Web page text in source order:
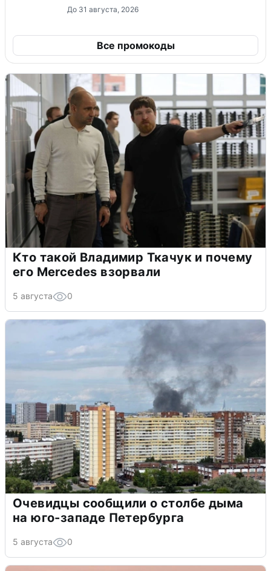
До 31 августа, 2026
Все промокоды
Кто такой Владимир Ткачук и почему
его Mercedes взорвали
5 августа 0
Очевидцы сообщили о столбе дыма
на юго-западе Петербурга
5 августа 0